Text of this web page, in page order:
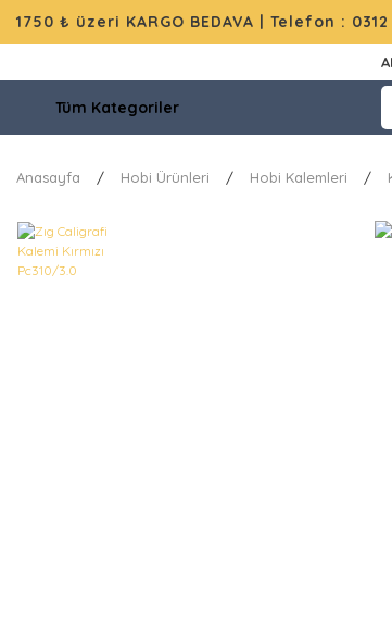
1750 ₺ üzeri KARGO BEDAVA | Telefon : 0312
Tüm Kategoriler
Anasayfa Hobi Ürünleri Hobi Kalemleri